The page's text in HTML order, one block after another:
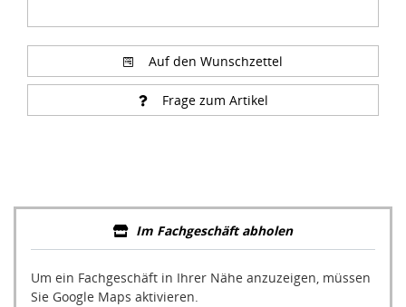
Auf den Wunschzettel
Frage zum Artikel
Im Fachgeschäft abholen
Um ein Fachgeschäft in Ihrer Nähe anzuzeigen, müssen
Sie Google Maps aktivieren.